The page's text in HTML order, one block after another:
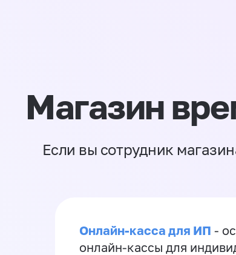
Магазин
Если вы сотрудник
Онлайн-касса для ИП -
онлайн-кассы для